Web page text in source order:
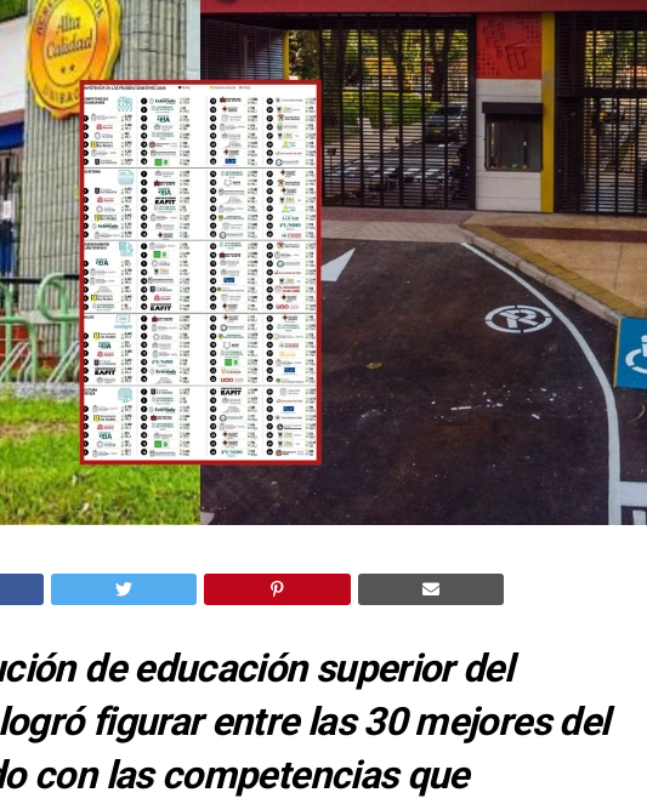
de educación superior del
figurar entre las 30 mejores del
con las competencias que